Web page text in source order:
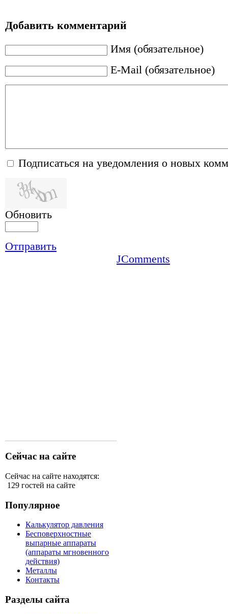
Добавить комментарий
Имя (обязательное)
E-Mail (обязательное)
Подписаться на уведомления о новых
Обновить
Отправить
JComments
Сейчас на сайте
Сейчас на сайте находятся:
129 гостей на сайте
Популярное
Калькулятор давления
Бесповерхностные
выпарные аппараты
(аппараты мгновенного
действия)
Металлы
Контакты
Разделы сайта